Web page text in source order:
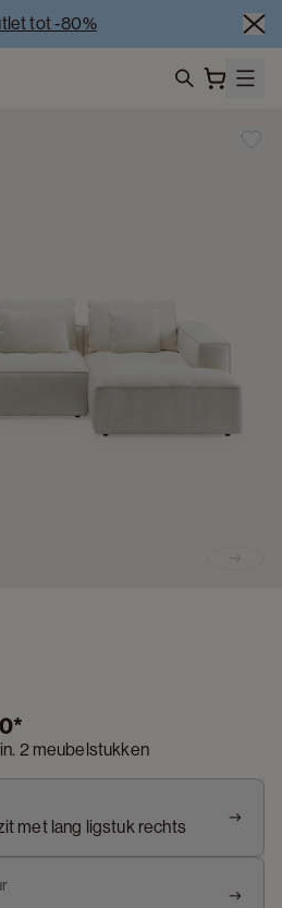
tot -80%
*
2 meubelstukken
met lang ligstuk rechts